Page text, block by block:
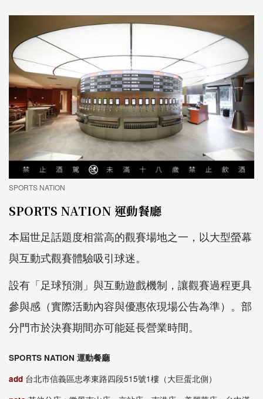
SPORTS NATION
SPORTS NATION 運動餐廳
本屆世足話題度相當高的觀賽場地之一，以大型螢幕
與互動式觀賽體驗吸引球迷。
設有「足球預測」與互動遊戲機制，讓觀賽過程更具
參與感（實際活動內容與優惠依現場公告為準）。部
分門市於決賽期間亦可能延長營業時間。
SPORTS NATION 運動餐廳
add 台北市信義區忠孝東路四段515號1樓（大巨蛋北側）